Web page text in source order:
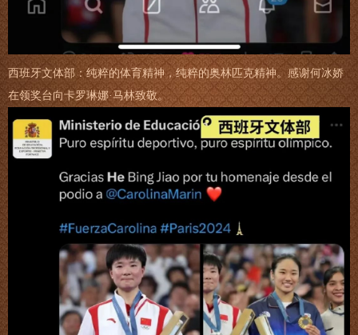
西班牙文体部：纯粹的体育精神，纯粹的奥林匹克精神。感谢何冰娇
在领奖台向卡罗琳娜·马林致敬。